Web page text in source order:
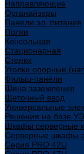
Направляющие
Органайзеры
Панели эл. питания
Полки
Консольная
Стационарная
Стенки
Уголки опорные
Фальш-панели
Шина заземления
Щеточный ввод
Универсальные
Решения на базе
Шкафы серверные
Серверные шкафы
Серия PRO 42U